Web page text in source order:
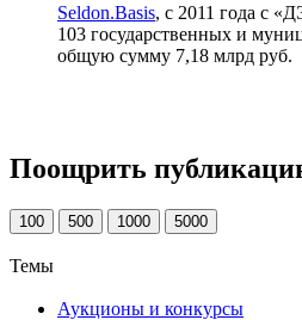
Seldon.Basis, с 2011 года с
103 государственных и
общую сумму 7,18 млрд руб.
Поощрить
100 500 1000 5000
Темы
Аукционы и конкурсы